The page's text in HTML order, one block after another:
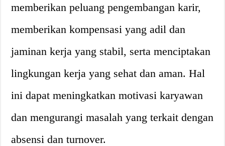
memberikan peluang pengembangan karir,
memberikan kompensasi yang adil dan
jaminan kerja yang stabil, serta menciptakan
lingkungan kerja yang sehat dan aman. Hal
ini dapat meningkatkan motivasi karyawan
dan mengurangi masalah yang terkait dengan
absensi dan turnover.